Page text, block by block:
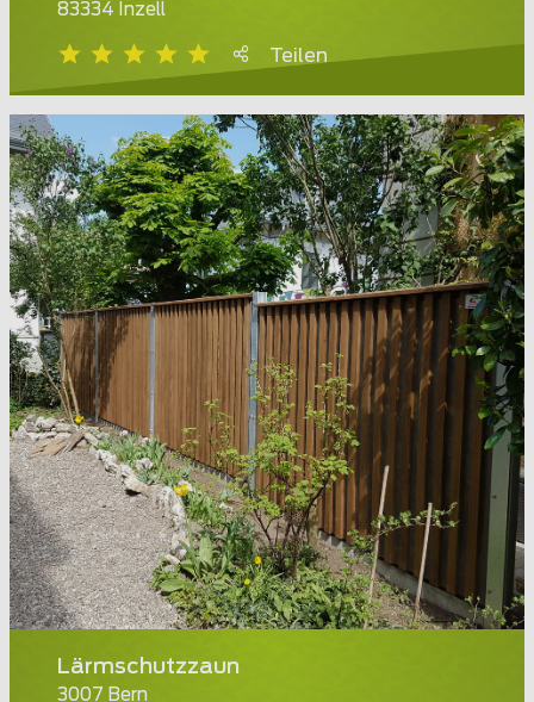
83334 Inzell
Teilen
Lärmschutzzaun
3007 Bern